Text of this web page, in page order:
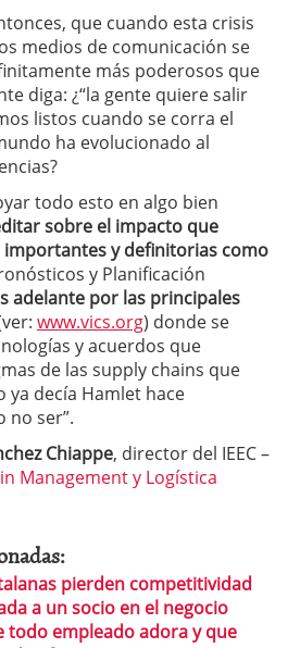
que cuando esta crisis
medios de comunicación se
más poderosos que
diga: ¿“la gente quiere salir
listos cuando se corra el
ha evolucionado al
todo esto en algo bien
sobre el impacto que
y definitorias como
y Planificación
adelante por las principales
www.vics.org) donde se
y acuerdos que
de las supply chains que
ya decía Hamlet hace
no ser”.
Chiappe, director del IEEC –
Management y Logística
pierden competitividad
a un socio en el negocio
todo empleado adora y que